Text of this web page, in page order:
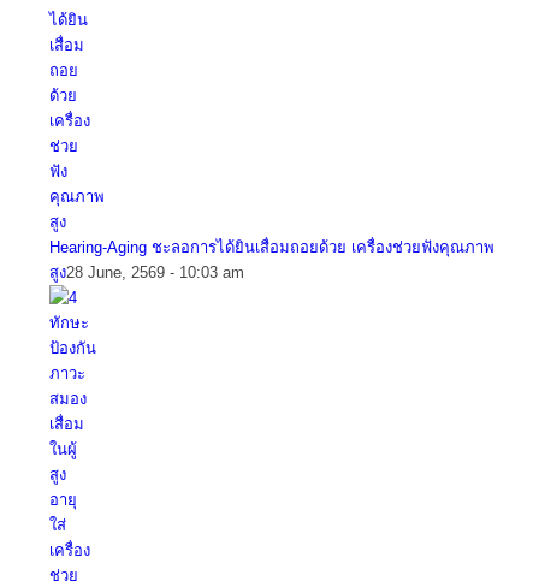
Hearing-Aging ชะลอการได้ยินเสื่อมถอยด้วย เครื่องช่วยฟังคุณภาพ
สูง28 June, 2569 - 10:03 am